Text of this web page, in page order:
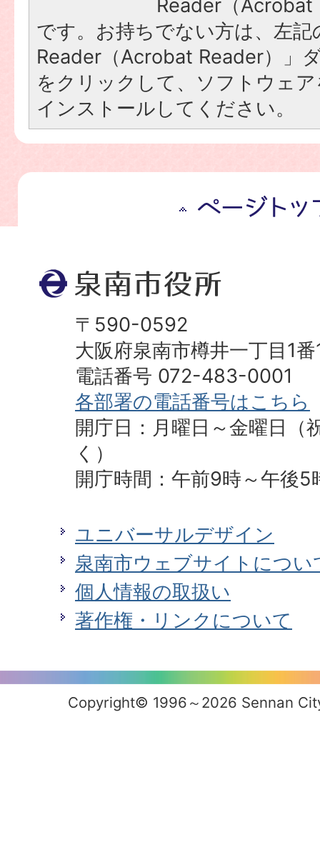
Reader（Acrobat
です。お持ちでない方は、左
Reader（Acrobat Reader）」
をクリックして、ソフトウェ
インストールしてください。
ペ
〒590-0592
大阪府泉南市樽井一丁目1番
電話番号 072-483-0001
各部署の電話番号はこちら
開庁日：月曜日～金曜日（
く）
開庁時間：午前9時～午後5
ユニバーサルデザイン
泉南市ウェブサイトについ
個人情報の取扱い
著作権・リンクについて
Copyright© 1996～2026 Sennan